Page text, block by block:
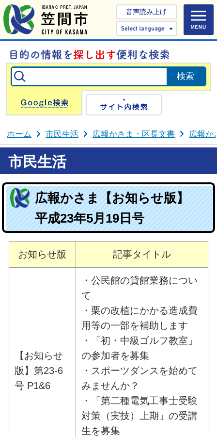
音声読み上げ
Select
Google検索
ホーム 市民生活 広報かさま・区長文書 広報か
市民生活
広報かさま【お知らせ版】
平成23年5月19日号
お知らせ版 記事タイトル
【お知らせ
版】第23-6
号 P1&6
・公民館の貸館業務につい
て
・栗の改植にかかる造成費
用等の一部を補助します
・「初・中級ゴルフ教室」
の参加者を募集
・スポーツダンスを始めて
みませんか？
・「第二種電気工事士受験
対策（実技）上期」の受講
生を募集